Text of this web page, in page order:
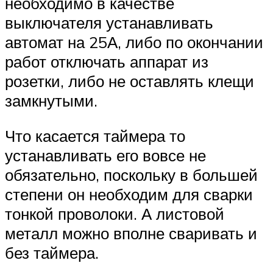
выключателя устанавливать
автомат на 25А, либо по окончании
работ отключать аппарат из
розетки, либо не оставлять клещи
замкнутыми.
Что касается таймера то
устанавливать его вовсе не
обязательно, поскольку в большей
степени он необходим для сварки
тонкой проволоки. А листовой
металл можно вполне сваривать и
без таймера.